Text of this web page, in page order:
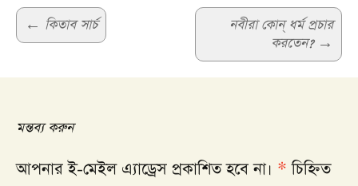
Post
navigation
← কিতাব সার্চ
নবীরা কোন্‌ ধর্ম প্রচার
করতেন? →
মন্তব্য করুন
আপনার ই-মেইল এ্যাড্রেস প্রকাশিত হবে না। * চিহ্নিত